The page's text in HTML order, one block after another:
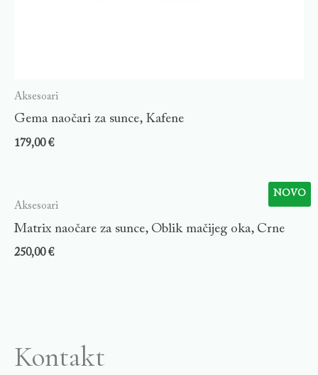
Aksesoari
Gema naočari za sunce, Kafene
179,00€
NOVO
Aksesoari
Matrix naočare za sunce, Oblik mačijeg oka, Crne
250,00€
Kontakt